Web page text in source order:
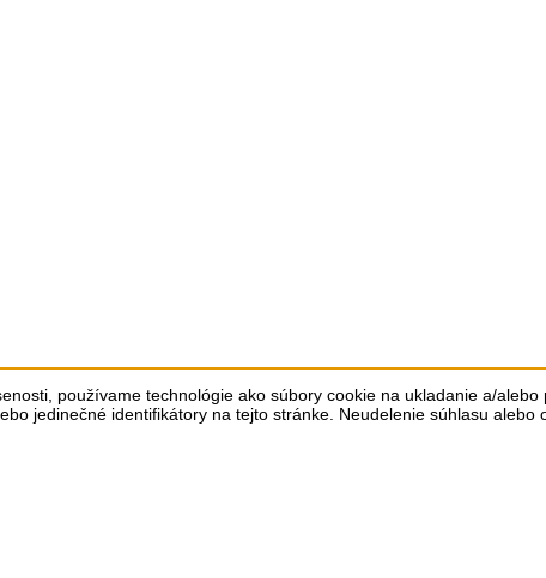
používame technológie ako súbory cookie na ukladanie a/
jedinečné identifikátory na tejto stránke. Neudelenie súhlasu alebo